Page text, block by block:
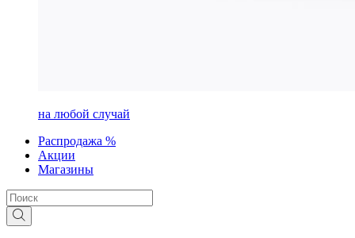
на любой случай
Распродажа %
Акции
Магазины